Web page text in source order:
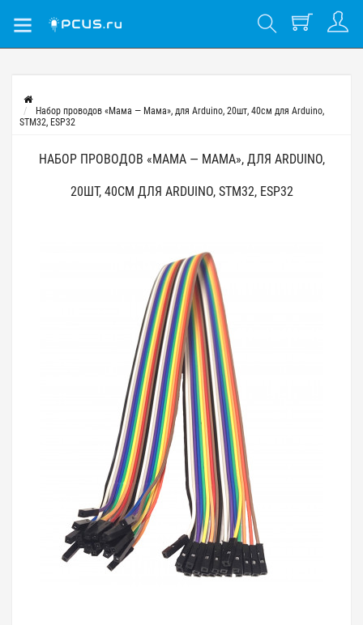
Набор проводов «Мама — Мама», для Arduino, 20шт, 40см для Arduino,
STM32, ESP32
НАБОР ПРОВОДОВ «МАМА — МАМА», ДЛЯ ARDUINO,
20ШТ, 40СМ ДЛЯ ARDUINO, STM32, ESP32